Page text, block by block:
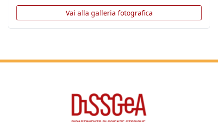
Vai alla galleria fotografica